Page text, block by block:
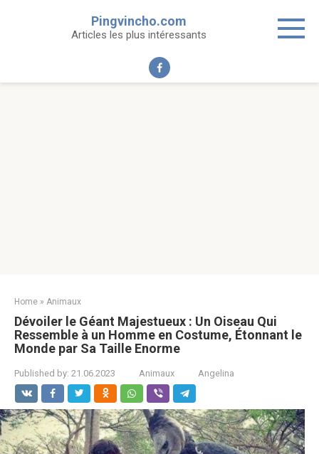
Pingvincho.com
Articles les plus intéressants
Home » Animaux
Dévoiler le Géant Majestueux : Un Oiseau Qui
Ressemble à un Homme en Costume, Étonnant le
Monde par Sa Taille Enorme
Published by: 21.06.2023 Animaux Angelina